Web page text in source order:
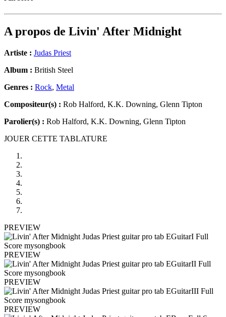
A propos de Livin' After Midnight
Artiste : Judas Priest
Album : British Steel
Genres : Rock, Metal
Compositeur(s) : Rob Halford, K.K. Downing, Glenn Tipton
Parolier(s) : Rob Halford, K.K. Downing, Glenn Tipton
JOUER CETTE TABLATURE
PREVIEW
PREVIEW
PREVIEW
PREVIEW